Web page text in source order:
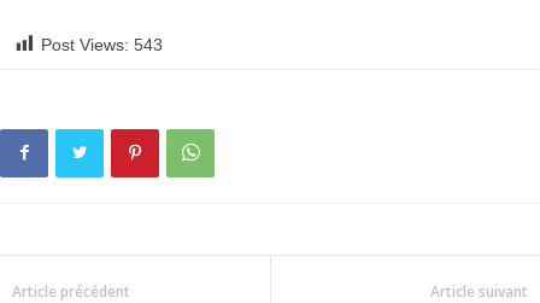
Post Views: 543
Article précédent Article suivant